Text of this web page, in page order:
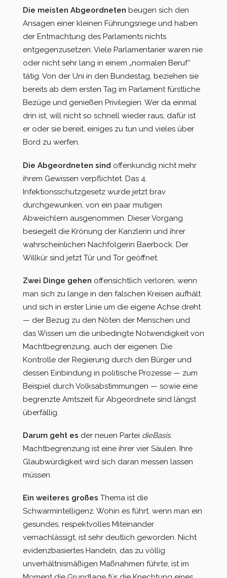
Die meisten Abgeordneten beugen sich den
Ansagen einer kleinen Führungsriege und haben
der Entmachtung des Parlaments nichts
entgegenzusetzen. Viele Parlamentarier waren nie
oder nicht sehr lang in einem „normalen Beruf“
tätig. Von der Uni in den Bundestag, beziehen sie
bereits ab dem ersten Tag im Parlament fürstliche
Bezüge und genießen Privilegien. Wer da einmal
drin ist, will nicht so schnell wieder raus, dafür ist
er oder sie bereit, einiges zu tun und vieles über
Bord zu werfen.
Die Abgeordneten sind offenkundig nicht mehr
ihrem Gewissen verpflichtet. Das 4.
Infektionsschutzgesetz wurde jetzt brav
durchgewunken, von ein paar mutigen
Abweichlern ausgenommen. Dieser Vorgang
besiegelt die Krönung der Kanzlerin und ihrer
wahrscheinlichen Nachfolgerin Baerbock. Der
Willkür sind jetzt Tür und Tor geöffnet.
Zwei Dinge gehen offensichtlich verloren, wenn
man sich zu lange in den falschen Kreisen aufhält
und sich in erster Linie um die eigene Achse dreht
— der Bezug zu den Nöten der Menschen und
das Wissen um die unbedingte Notwendigkeit von
Machtbegrenzung, auch der eigenen. Die
Kontrolle der Regierung durch den Bürger und
dessen Einbindung in politische Prozesse — zum
Beispiel durch Volksabstimmungen — sowie eine
begrenzte Amtszeit für Abgeordnete sind längst
überfällig.
Darum geht es der neuen Partei dieBasis.
Machtbegrenzung ist eine ihrer vier Säulen. Ihre
Glaubwürdigkeit wird sich daran messen lassen
müssen.
Ein weiteres großes Thema ist die
Schwarmintelligenz. Wohin es führt, wenn man ein
gesundes, respektvolles Miteinander
vernachlässigt, ist sehr deutlich geworden. Nicht
evidenzbasiertes Handeln, das zu völlig
unverhältnismäßigen Maßnahmen führte, ist im